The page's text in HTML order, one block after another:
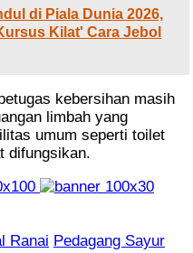
di Piala Dunia 2026,
Kilat' Cara Jebol
kebersihan masih
limbah yang
umum seperti toilet
difungsikan.
Ranai Pedagang Sayur